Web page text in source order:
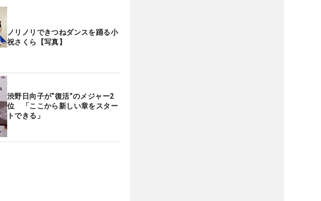
ノリノリできつねダンスを踊る小
祝さくら【写真】
渋野日向子が“復活”のメジャー2
位 「ここから新しい章をスター
トできる」